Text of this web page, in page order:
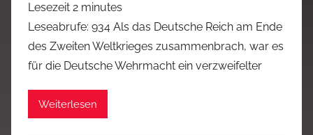
Lesezeit 2 minutes
Leseabrufe: 934 Als das Deutsche Reich am Ende
des Zweiten Weltkrieges zusammenbrach, war es
für die Deutsche Wehrmacht ein verzweifelter
Weiterlesen